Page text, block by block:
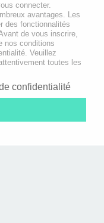
connecter.
avantages. Les
des fonctionnalités
de vous inscrire,
nos conditions
Veuillez
toutes les
confidentialité